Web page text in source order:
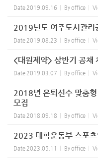
Date 2019.09.16 Byoffice
2019년도 여주도시관리
Date 2019.08.23 Byoffice
<대원제약> 상반기 공채
Date 2019.03.07 Byoffice
2018년 은퇴선수 맞춤
모집
Date 2018.09.18 Byoffice
2023 대학운동부 스포
Date 2023.05.11 Byoffice